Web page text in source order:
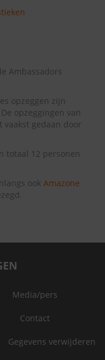
Ambassadors
opzeggen zijn
opzeggingen van
gedaan door
totaal 12 personen
ook Amazone
Media/pers
Contact
Gegevens verwijderen